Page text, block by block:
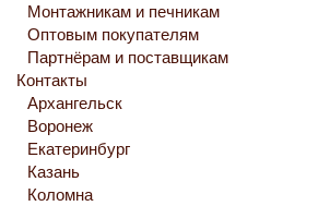
Монтажникам и печникам
Оптовым покупателям
Партнёрам и поставщикам
Контакты
Архангельск
Воронеж
Екатеринбург
Казань
Коломна